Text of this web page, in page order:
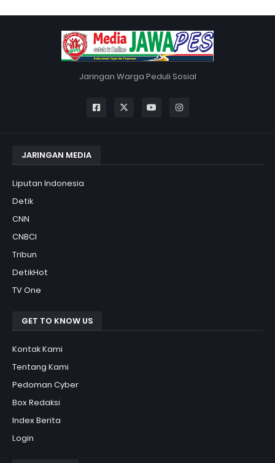
Jaringan Warga Peduli Sosial
JARINGAN MEDIA
Liputan Indonesia
Detik
CNN
CNBCI
Tribun
DetikHot
TV One
GET TO KNOW US
Kontak Kami
Tentang Kami
Pedoman Cyber
Box Redaksi
Index Berita
Login